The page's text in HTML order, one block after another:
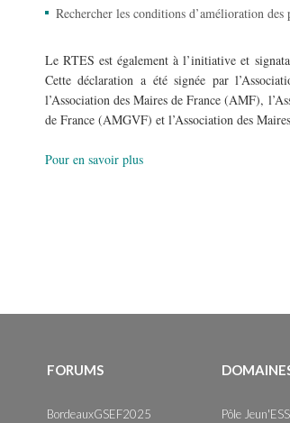
Rechercher les conditions d’amélioration
Le RTES est également à l’initiative et
Cette déclaration a été signée par
l’Association des Maires de France (AMF),
de France (AMGVF) et l’Association des
Pour en savoir plus
FORUMS
BordeauxGSEF2025 Pôle